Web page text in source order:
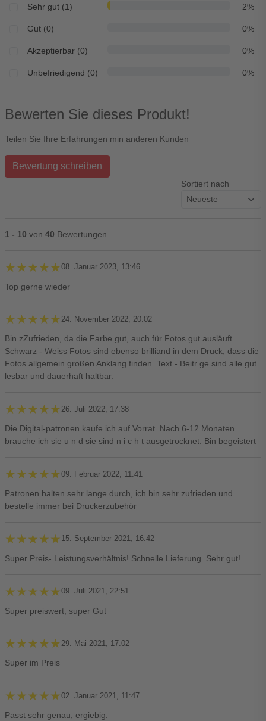
Sehr gut (1) 2%
Gut (0) 0%
Akzeptierbar (0) 0%
Unbefriedigend (0) 0%
Bewerten Sie dieses Produkt!
Teilen Sie Ihre Erfahrungen min anderen Kunden
Bewertung schreiben
Sortiert nach
1 - 10 von 40 Bewertungen
★★★★★
★★★★★08. Januar 2023, 13:46
Top gerne wieder
★★★★★
★★★★★ 24. November 2022, 20:02
Bin zZufrieden, da die Farbe gut, auch für Fotos gut ausläuft.
Schwarz - Weiss Fotos sind ebenso brilliand in dem Druck, dass die
Fotos allgemein großen Anklang finden. Text - Beitr ge sind alle gut
lesbar und dauerhaft haltbar.
★★★★★
★★★★★ 26. Juli 2022, 17:38
Die Digital-patronen kaufe ich auf Vorrat. Nach 6-12 Monaten
brauche ich sie u n d sie sind n i c h t ausgetrocknet. Bin begeistert
★★★★★
★★★★★09. Februar 2022, 11:41
Patronen halten sehr lange durch, ich bin sehr zufrieden und
bestelle immer bei Druckerzubehör
★★★★★
★★★★★ 15. September 2021, 16:42
Super Preis- Leistungsverhältnis! Schnelle Lieferung. Sehr gut!
★★★★★
★★★★★09. Juli 2021, 22:51
Super preiswert, super Gut
★★★★★
★★★★★ 29. Mai 2021, 17:02
Super im Preis
★★★★★
★★★★★02. Januar 2021, 11:47
Passt sehr genau, ergiebig.